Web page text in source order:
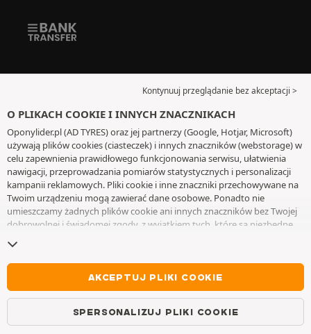
Kontynuuj przeglądanie bez akceptacji >
O PLIKACH COOKIE I INNYCH ZNACZNIKACH
Oponylider.pl (AD TYRES) oraz jej partnerzy (Google, Hotjar, Microsoft)
używają plików cookies (ciasteczek) i innych znaczników (webstorage) w
celu zapewnienia prawidłowego funkcjonowania serwisu, ułatwienia
nawigacji, przeprowadzania pomiarów statystycznych i personalizacji
kampanii reklamowych. Pliki cookie i inne znaczniki przechowywane na
Twoim urządzeniu mogą zawierać dane osobowe. Ponadto nie
umieszczamy żadnych plików cookie ani innych znaczników bez Twojej
dobrowolnej i świadomej zgody, z wyjątkiem tych, które są niezbędne
wycofać swoją zgodę w dowolnym momencie, przechodząc do
plikami cookie i innymi znacznikami. Możesz kontynuować przeglądanie
bez akceptowania plików cookie lub innych znaczników. Odmowa nie
wyklucza dostępu do usług AD TYRES. Aby uzyskać więcej informacji,
zapraszamy do odwiedzenia
AKCEPTUJ PLIKI COOKIE
SPERSONALIZUJ PLIKI COOKIE